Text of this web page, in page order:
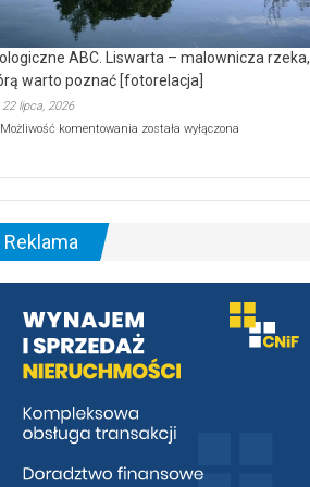
ABC. Liswarta – malownicza rzeka,
warto poznać [fotorelacja]
22 lipca, 2026
Możliwość komentowania Ekologiczne
–
malownicza
[fotorelacja]
została wyłączona
Reklama